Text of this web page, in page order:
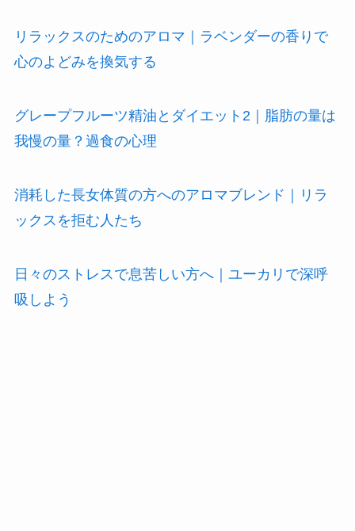
リラックスのためのアロマ｜ラベンダーの香りで
心のよどみを換気する
グレープフルーツ精油とダイエット2｜脂肪の量は
我慢の量？過食の心理
消耗した長女体質の方へのアロマブレンド｜リラ
ックスを拒む人たち
日々のストレスで息苦しい方へ｜ユーカリで深呼
吸しよう